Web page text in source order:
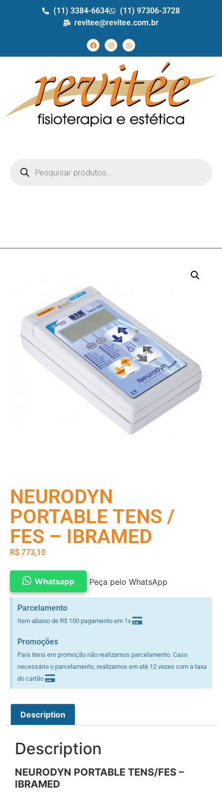
(11) 3384-6634
(11) 97306-3728
revitee@revitee.com.br
NEURODYN
PORTABLE TENS /
FES – IBRAMED
R$ 773,10
Whatsapp Peça pelo WhatsApp
Parcelamento
Item abaixo de R$ 100 pagamento em 1x
Promoções
Para itens em promoção não realizamos parcelamento. Caso
necessário o parcelamento, realizamos em até 12 vezes com a taxa
do cartão
Description
Description
NEURODYN PORTABLE TENS/FES –
IBRAMED